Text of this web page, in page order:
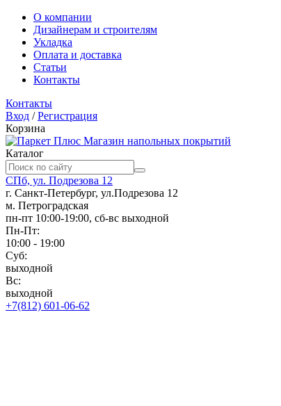
О компании
Дизайнерам и строителям
Укладка
Оплата и доставка
Статьи
Контакты
Контакты
Вход /Регистрация
Корзина
Магазин напольных покрытий
Каталог
СПб, ул. Подрезова 12
г. Санкт-Петербург, ул.Подрезова 12
м. Петроградская
пн-пт 10:00-19:00, сб-вс выходной
Пн-Пт:
10:00 - 19:00
Суб:
выходной
Вс:
выходной
+7(812) 601-06-62